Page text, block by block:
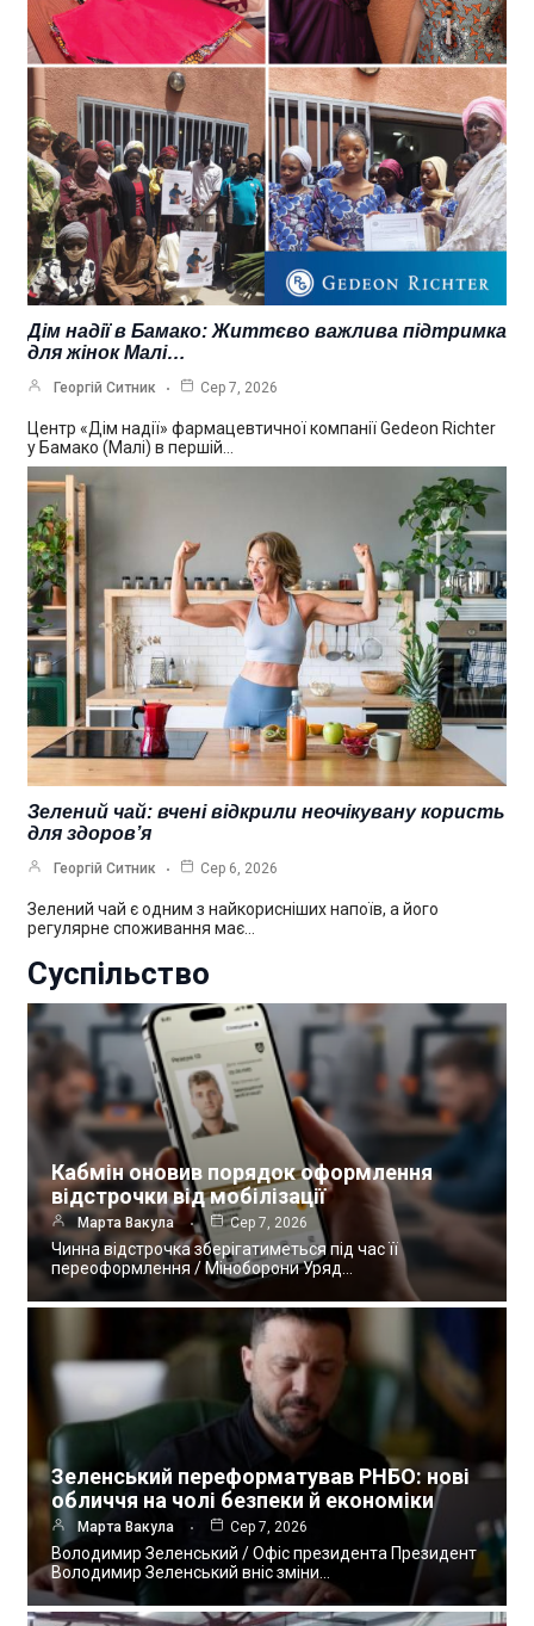
Дім надії в Бамако: Життєво важлива підтримка
для жінок Малі…
Георгій Ситник Сер 7, 2026
Центр «Дім надії» фармацевтичної компанії Gedeon Richter
у Бамако (Малі) в першій…
Зелений чай: вчені відкрили неочікувану користь
для здоров’я
Георгій Ситник Сер 6, 2026
Зелений чай є одним з найкорисніших напоїв, а його
регулярне споживання має…
Суспільство
Кабмін оновив порядок оформлення
відстрочки від мобілізації
Марта Вакула Сер 7, 2026
Чинна відстрочка зберігатиметься під час її
переоформлення / Міноборони Уряд…
Зеленський переформатував РНБО: нові
обличчя на чолі безпеки й економіки
Марта Вакула Сер 7, 2026
Володимир Зеленський / Офіс президента Президент
Володимир Зеленський вніс зміни…